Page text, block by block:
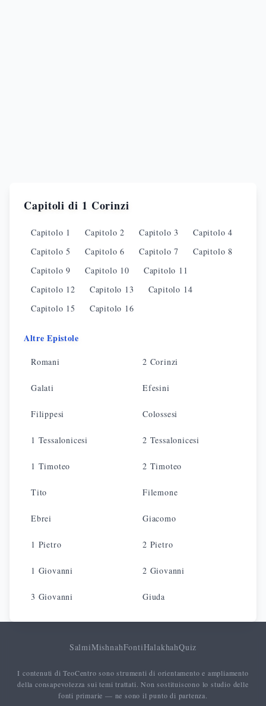
Capitoli di 1 Corinzi
Capitolo 1 Capitolo2 Capitolo3 Capitolo4
Capitolo5 Capitolo6 Capitolo7 Capitolo8
Capitolo9 Capitolo 10 Capitolo 11
Capitolo 12 Capitolo 13 Capitolo 14
Capitolo 15 Capitolo 16
Altre Epistole
Romani 2 Corinzi
Galati Efesini
Filippesi Colossesi
1 Tessalonicesi 2 Tessalonicesi
1 Timoteo 2 Timoteo
Tito Filemone
Ebrei Giacomo
1 Pietro 2 Pietro
1 Giovanni 2 Giovanni
3 Giovanni Giuda
SalmiMishnahFontiHalakhahQuiz
I contenuti di TeoCentro sono strumenti di orientamento e ampliamento
della consapevolezza sui temi trattati. Non sostituiscono lo studio delle
fonti primarie — ne sono il punto di partenza.